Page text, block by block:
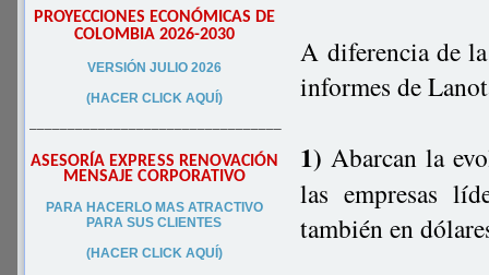
PROYECCIONES ECONÓMICAS DE
COLOMBIA 2026-2030
VERSIÓN JULIO 2026
(HACER CLICK AQUÍ)
–––––––––––––––––––––––––––––––––
ASESORÍA EXPRESS RENOVACIÓN
MENSAJE CORPORATIVO
PARA HACERLO MAS ATRACTIVO
PARA SUS CLIENTES
(HACER CLICK AQUÍ)
A diferencia de
informes de
1) Abarcan la
las empresas
también en